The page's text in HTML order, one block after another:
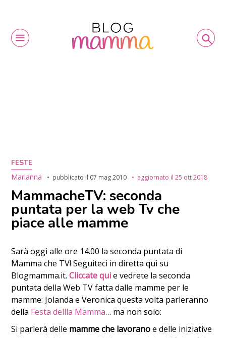
FESTE
Marianna
pubblicato il 07 mag 2010 aggiornato il25 ott 2018
MammacheTV: seconda
puntata per la web Tv che
piace alle mamme
Sarà oggi alle ore 14.00 la seconda puntata di
Mamma che TV! Seguiteci in diretta qui su
Blogmamma.it.Cliccate quie vedrete la seconda
puntata della Web TV fatta dalle mamme per le
mamme: Jolanda e Veronica questa volta parleranno
della Festa dellla Mamma… ma non solo:
Si parlerà delle mamme che lavoranoe delle iniziative